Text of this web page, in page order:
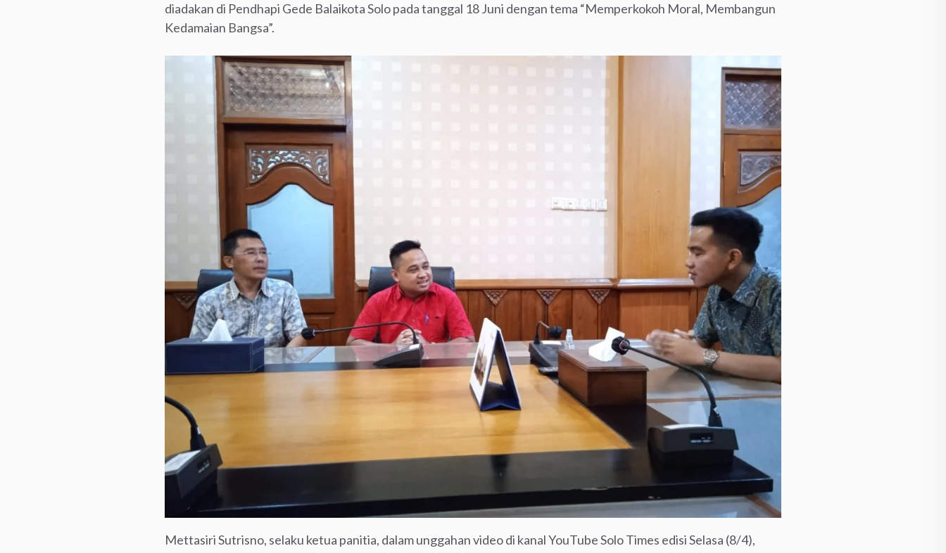
diadakan di Pendhapi Gede Balaikota Solo pada tanggal 18 Juni dengan tema “Memperkokoh Moral, Membangun
Kedamaian Bangsa”.
Mettasiri Sutrisno, selaku ketua panitia, dalam unggahan video di kanal YouTube Solo Times edisi Selasa (8/4),